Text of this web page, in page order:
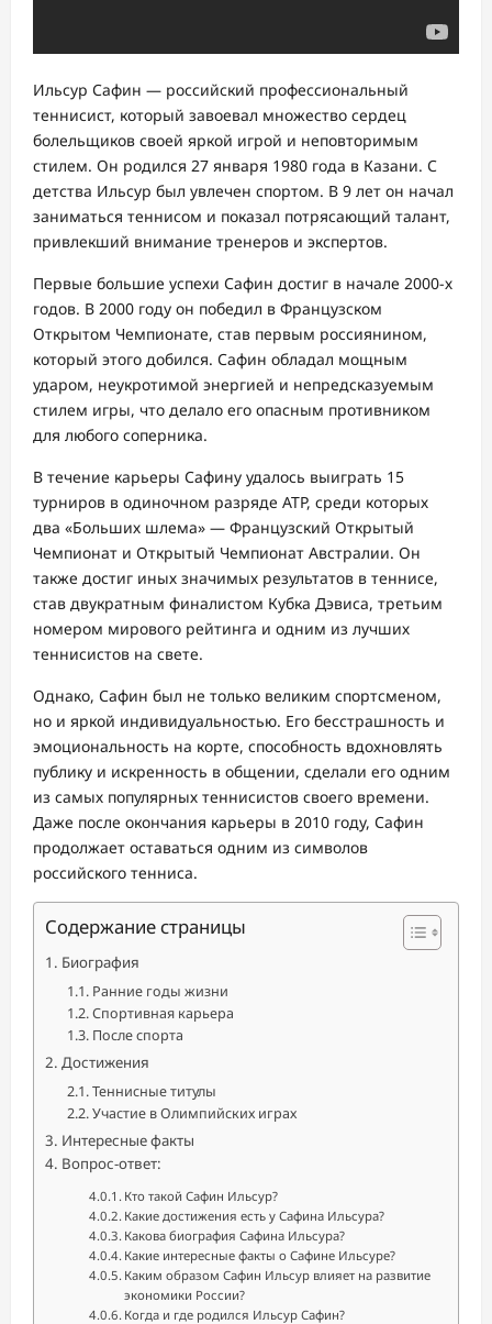
Ильсур Сафин — российский профессиональный
теннисист, который завоевал множество сердец
болельщиков своей яркой игрой и неповторимым
стилем. Он родился 27 января 1980 года в Казани. С
детства Ильсур был увлечен спортом. В 9 лет он начал
заниматься теннисом и показал потрясающий талант,
привлекший внимание тренеров и экспертов.
Первые большие успехи Сафин достиг в начале 2000-х
годов. В 2000 году он победил в Французском
Открытом Чемпионате, став первым россиянином,
который этого добился. Сафин обладал мощным
ударом, неукротимой энергией и непредсказуемым
стилем игры, что делало его опасным противником
для любого соперника.
В течение карьеры Сафину удалось выиграть 15
турниров в одиночном разряде АТР, среди которых
два «Больших шлема» — Французский Открытый
Чемпионат и Открытый Чемпионат Австралии. Он
также достиг иных значимых результатов в теннисе,
став двукратным финалистом Кубка Дэвиса, третьим
номером мирового рейтинга и одним из лучших
теннисистов на свете.
Однако, Сафин был не только великим спортсменом,
но и яркой индивидуальностью. Его бесстрашность и
эмоциональность на корте, способность вдохновлять
публику и искренность в общении, сделали его одним
из самых популярных теннисистов своего времени.
Даже после окончания карьеры в 2010 году, Сафин
продолжает оставаться одним из символов
российского тенниса.
Содержание страницы
Биография
Ранние годы жизни
Спортивная карьера
После спорта
Достижения
Теннисные титулы
Участие в Олимпийских играх
Интересные факты
Вопрос-ответ:
Кто такой Сафин Ильсур?
Какие достижения есть у Сафина Ильсура?
Какова биография Сафина Ильсура?
Какие интересные факты о Сафине Ильсуре?
Каким образом Сафин Ильсур влияет на развитие
экономики России?
Когда и где родился Ильсур Сафин?